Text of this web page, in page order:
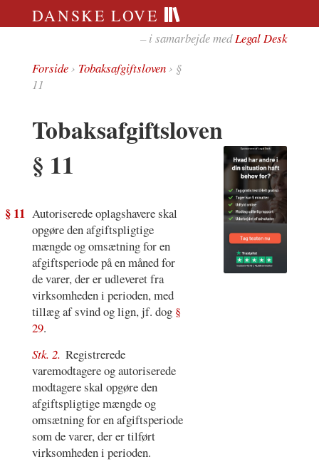
DANSKE LOVE
– i samarbejde medLegal Desk
Forside› Tobaksafgiftsloven› §
11
Tobaksafgiftsloven
§ 11
§ 11 Autoriserede oplagshavere skal
opgøre den afgiftspligtige
mængde og omsætning for en
afgiftsperiode på en måned for
de varer, der er udleveret fra
virksomheden i perioden, med
tillæg af svind og lign, jf. dog §
29.
Stk. 2. Registrerede
varemodtagere og autoriserede
modtagere skal opgøre den
afgiftspligtige mængde og
omsætning for en afgiftsperiode
som de varer, der er tilført
virksomheden i perioden.